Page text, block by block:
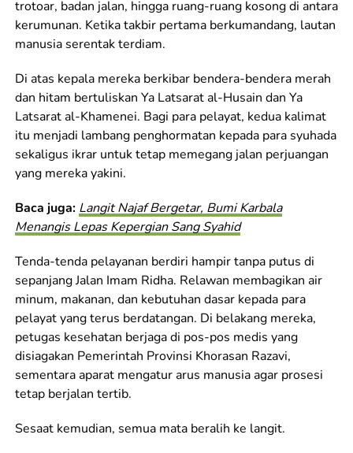
trotoar, badan jalan, hingga ruang-ruang kosong di antara
kerumunan. Ketika takbir pertama berkumandang, lautan
manusia serentak terdiam.
Di atas kepala mereka berkibar bendera-bendera merah
dan hitam bertuliskan Ya Latsarat al-Husain dan Ya
Latsarat al-Khamenei. Bagi para pelayat, kedua kalimat
itu menjadi lambang penghormatan kepada para syuhada
sekaligus ikrar untuk tetap memegang jalan perjuangan
yang mereka yakini.
Baca juga: Langit Najaf Bergetar, Bumi Karbala
Menangis Lepas Kepergian Sang Syahid
Tenda-tenda pelayanan berdiri hampir tanpa putus di
sepanjang Jalan Imam Ridha. Relawan membagikan air
minum, makanan, dan kebutuhan dasar kepada para
pelayat yang terus berdatangan. Di belakang mereka,
petugas kesehatan berjaga di pos-pos medis yang
disiagakan Pemerintah Provinsi Khorasan Razavi,
sementara aparat mengatur arus manusia agar prosesi
tetap berjalan tertib.
Sesaat kemudian, semua mata beralih ke langit.